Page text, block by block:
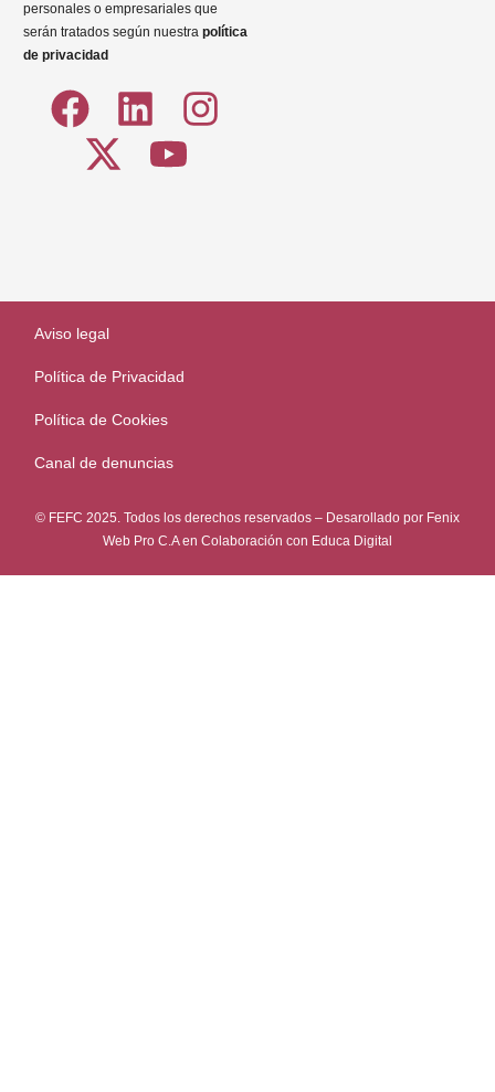
personales o empresariales que
serán tratados según nuestra política
de privacidad
© FEFC 2025. Todos los derechos reservados – Desarollado por Fenix
Web Pro C.Aen Colaboración con Educa Digital
Aviso legal
Política de Privacidad
Política de Cookies
Canal de denuncias